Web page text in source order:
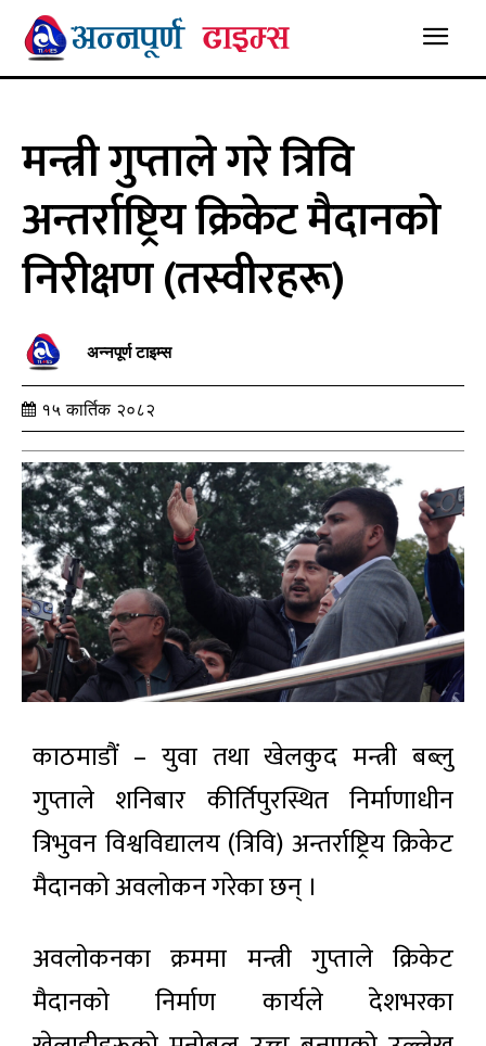
मन्त्री गुप्ताले गरे त्रिवि
अन्तर्राष्ट्रिय क्रिकेट मैदानको
निरीक्षण (तस्वीरहरू)
अन्नपूर्ण टाइम्स
१५ कार्तिक २०८२
काठमाडौं – युवा तथा खेलकुद मन्त्री बब्लु
गुप्ताले शनिबार कीर्तिपुरस्थित निर्माणाधीन
त्रिभुवन विश्वविद्यालय (त्रिवि) अन्तर्राष्ट्रिय क्रिकेट
मैदानको अवलोकन गरेका छन् ।
अवलोकनका क्रममा मन्त्री गुप्ताले क्रिकेट
मैदानको निर्माण कार्यले देशभरका